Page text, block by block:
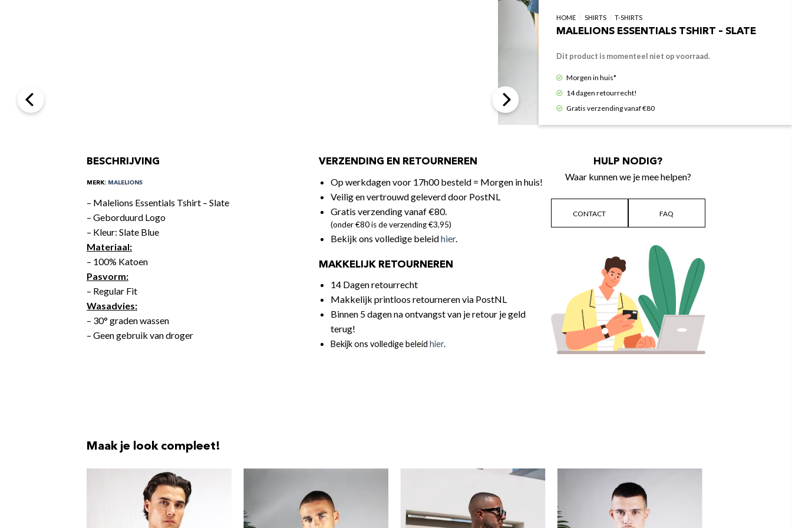
HOME / SHIRTS / T-SHIRTS
MALELIONS ESSENTIALS TSHIRT – SLATE
Dit product is momenteel niet op voorraad.
Morgen in huis*
14 dagen retourrecht!
Gratis verzending vanaf €80
BESCHRIJVING
MERK: MALELIONS
– Malelions Essentials Tshirt – Slate
– Geborduurd Logo
– Kleur: Slate Blue
Materiaal:
– 100% Katoen
Pasvorm:
– Regular Fit
Wasadvies:
– 30° graden wassen
– Geen gebruik van droger
VERZENDING EN RETOURNEREN
Op werkdagen voor 17h00 besteld = Morgen in huis!
Veilig en vertrouwd geleverd door PostNL
Gratis verzending vanaf €80.
(onder €80 is de verzending €3,95)
Bekijk ons volledige beleidhier.
MAKKELIJK RETOURNEREN
14 Dagen retourrecht
Makkelijk printloos retourneren via PostNL
Binnen 5 dagen na ontvangst van je retour je geld
terug!
Bekijk ons volledige beleid hier.
HULP NODIG?
Waar kunnen we je mee helpen?
CONTACT FAQ
Maak je look compleet!